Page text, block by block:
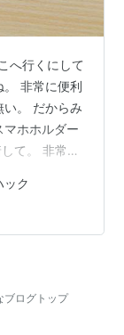
へ行くにして
。 非常に便利
。 だからみ
マホホルダー
て。 非常に
では携帯が
電も減って
もう終わり
ック
ブログトップ